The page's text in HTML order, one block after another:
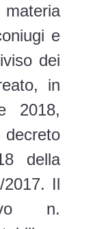
materia
e
dei
in
2018,
della
2017. Il
n.